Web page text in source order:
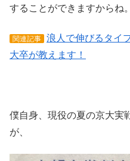
することができますからね。
関連記事
浪人で伸びるタイ
大卒が教えます！
僕自身、現役の夏の京大実
が、